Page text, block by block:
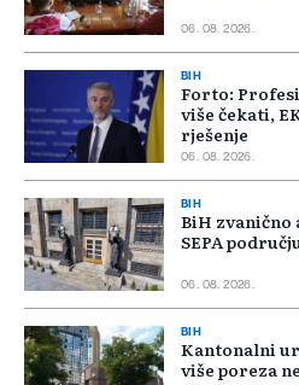
06. 08. 2026.
BIH
Forto:
više čekati,
rješenje
06. 08. 2026.
BIH
BiH
SEPA
06. 08. 2026.
BIH
Kantonalni
više poreza